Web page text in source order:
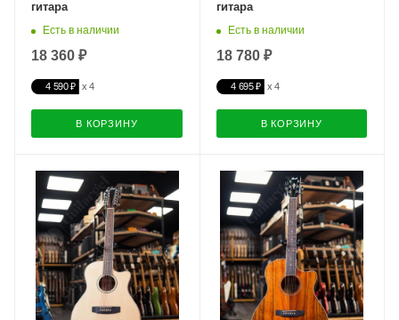
гитара
Есть в наличии
18 360 ₽
4 590 ₽
В КОРЗИНУ
гитара
Есть в наличии
18 780 ₽
4 695 ₽
В КОРЗИНУ